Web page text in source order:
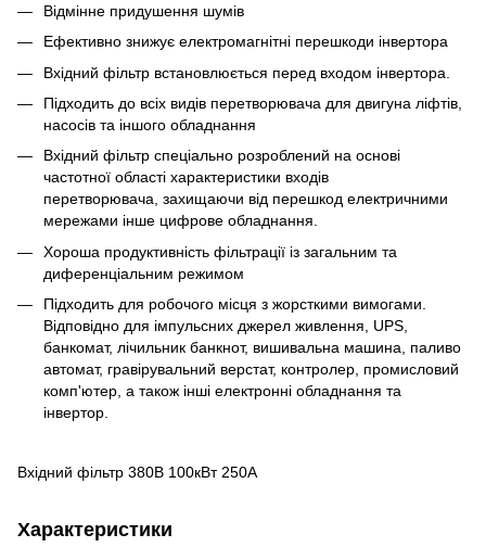
Відмінне придушення шумів
Ефективно знижує електромагнітні перешкоди інвертора
Вхідний фільтр встановлюється перед входом інвертора.
Підходить до всіх видів перетворювача для двигуна ліфтів,
насосів та іншого обладнання
Вхідний фільтр спеціально розроблений на основі
частотної області характеристики входів
перетворювача, захищаючи від перешкод електричними
мережами інше цифрове обладнання.
Хороша продуктивність фільтрації із загальним та
диференціальним режимом
Підходить для робочого місця з жорсткими вимогами.
Відповідно для імпульсних джерел живлення, UPS,
банкомат, лічильник банкнот, вишивальна машина, паливо
автомат, гравірувальний верстат, контролер, промисловий
комп'ютер, а також інші електронні обладнання та
інвертор.
Вхідний фільтр 380В 100кВт 250А
Характеристики